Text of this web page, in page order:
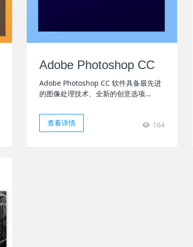
Adobe Photoshop CC
Adobe Photoshop CC 软件具备最先进
的图像处理技术、全新的创意选项...
164
查看详情